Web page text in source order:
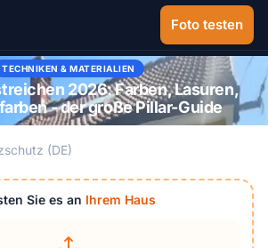
Foto testen
TECHNIKEN & MATERIALIEN
2026: Farben, Lasuren,
- der große Pillar-Guide
(DE)
Sie es an Ihrem Haus